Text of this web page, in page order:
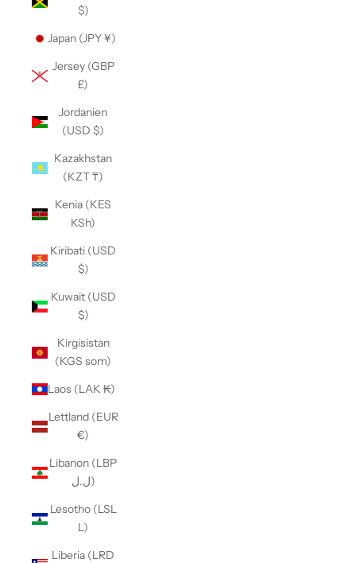
$)
Japan (JPY ¥)
Jersey (GBP
£)
Jordanien
(USD $)
Kazakhstan
(KZT ₸)
Kenia (KES
KSh)
Kiribati (USD
$)
Kuwait (USD
$)
Kirgisistan
(KGS som)
Laos (LAK ₭)
Lettland (EUR
€)
Libanon (LBP
ل.ل)
Lesotho (LSL
L)
Liberia (LRD